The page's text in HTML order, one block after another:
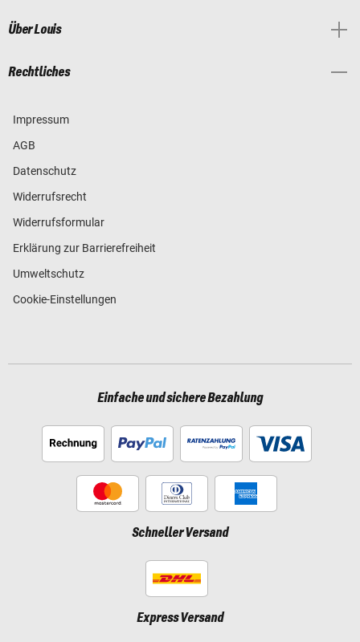
Über Louis
Rechtliches
Impressum
AGB
Datenschutz
Widerrufsrecht
Widerrufsformular
Erklärung zur Barrierefreiheit
Umweltschutz
Cookie-Einstellungen
Einfache und sichere Bezahlung
Schneller Versand
Express Versand